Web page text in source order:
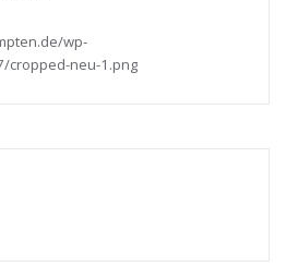
wp-
cropped-neu-1.png